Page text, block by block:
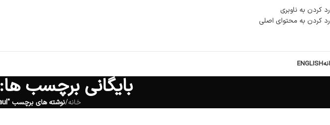
رد کردن به ناوبری
رد کردن به محتوای اصلی
ENGLISH
بایگانی برچسب ها: Overhaul
خانه/نوشته های برچسب "Overhaul"